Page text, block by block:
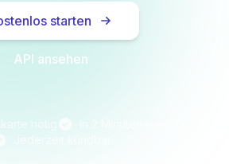
starten
API ansehen